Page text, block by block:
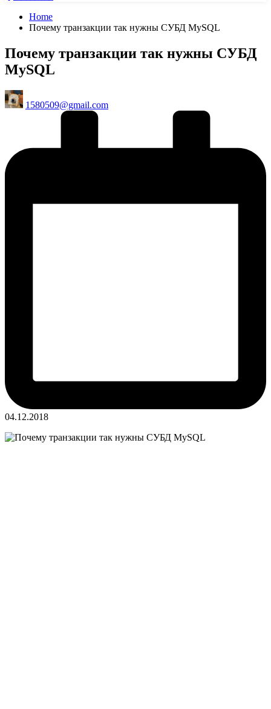
Home
Почему транзакции так нужны СУБД MySQL
Почему транзакции так нужны СУБД
MySQL
Posted
by
1580509@gmail.com
04.12.2018